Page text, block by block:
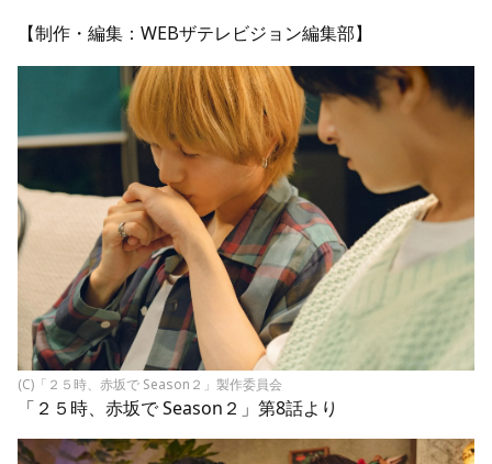
【制作・編集：WEBザテレビジョン編集部】
(C)「２５時、赤坂で Season２」製作委員会
「２５時、赤坂で Season２」第8話より